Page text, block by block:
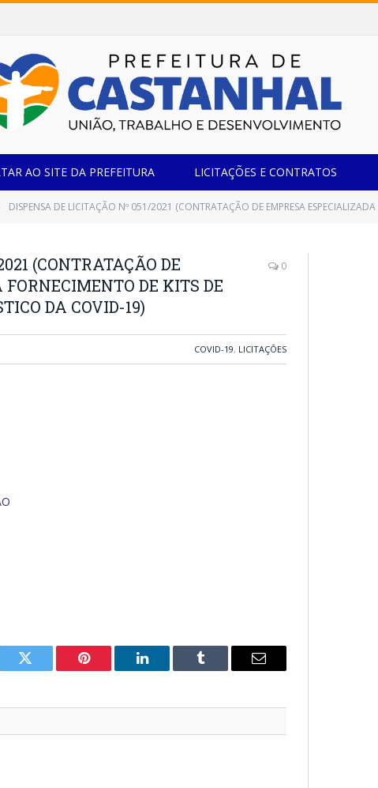
AO SITE DA PREFEITURA LICITAÇÕES E CONTRATOS
DISPENSA DE LICITAÇÃO Nº 051/2021 (CONTRATAÇÃO DE EMPRESA ESPECIALIZADA PARA FORNECIMENTO DE
(CONTRATAÇÃO DE
DE KITS DE
DA COVID-19)
0
COVID-19, LICITAÇÕES
Twitter Pinterest
O
Tumblr
E-